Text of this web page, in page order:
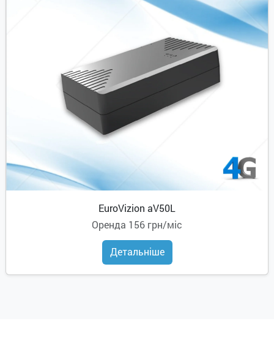
EuroVizion aV50L
Оренда 156 грн/міс
Детальніше